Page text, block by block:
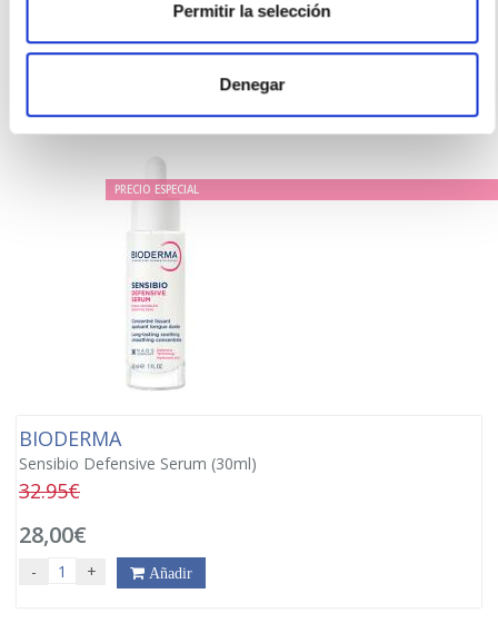
Permitir la selección
Denegar
PRECIO ESPECIAL
BIODERMA
Sensibio Defensive Serum (30ml)
32.95€
28,00€
- + Añadir